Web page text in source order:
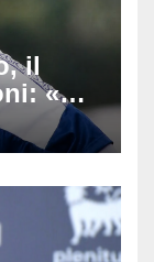
il
«Ha